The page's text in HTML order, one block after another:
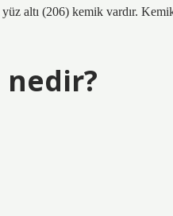
altı (206) kemik vardır.